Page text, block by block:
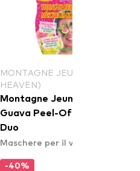
MONTAGNE JEUNESSE (7TH
HEAVEN)
Montagne Jeunesse Pink
Guava Peel-Off Face Mask
Duo
Maschere per il viso
-40%